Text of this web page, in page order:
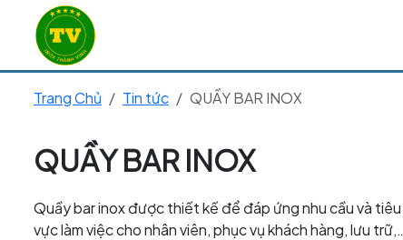
Trang Chủ Tin tức QUẦY BAR INOX
QUẦY BAR INOX
Quầy bar inox được thiết kế để đáp ứng nhu cầu và
vực làm việc cho nhân viên, phục vụ khách hàng, lưu